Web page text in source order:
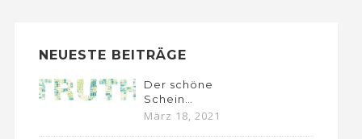
NEUESTE BEITRÄGE
Der schöne
Schein…
März 18, 2021